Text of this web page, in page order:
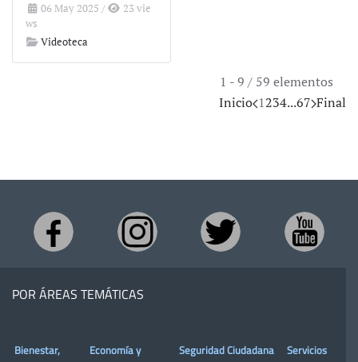
06 May 2025 /
23 vie
ws
Videoteca
1 - 9 / 59 elementos
Inicio 1234...67 Final
POR ÁREAS TEMÁTICAS
Bienestar,
Economía y
Seguridad Ciudadana
Servicios